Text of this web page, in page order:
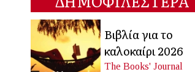
Βιβλία για το
καλοκαίρι 2026
The Books' Journal